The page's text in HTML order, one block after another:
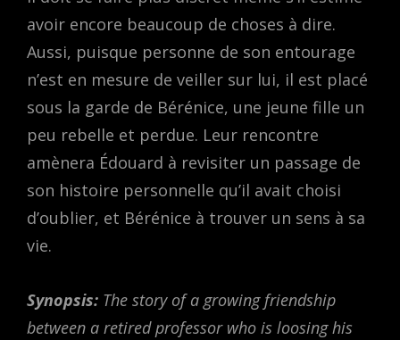
avoir encore beaucoup de choses à dire.
Aussi, puisque personne de son entourage
n’est en mesure de veiller sur lui, il est placé
sous la garde de Bérénice, une jeune fille un
peu rebelle et perdue. Leur rencontre
amènera Édouard à revisiter un passage de
son histoire personnelle qu’il avait choisi
d’oublier, et Bérénice à trouver un sens à sa
vie.
Synopsis: The story of a growing friendship
between a retired professor who is loosing his